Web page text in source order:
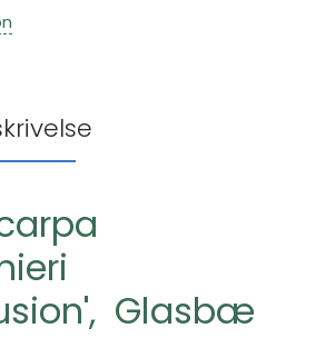
Glasbæ